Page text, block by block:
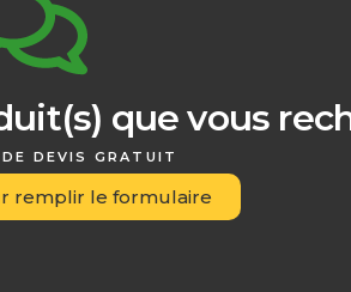
que vous
DEVIS GRATUIT
remplir le formulaire